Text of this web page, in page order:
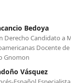
Bedoya
Derecho Candidato a
Docente
Gnomon
Vásquez